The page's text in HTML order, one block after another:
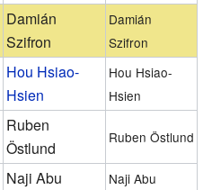
Damián
Szifron
Damián
Szifron
Hou Hsiao-
Hsien
Hou Hsiao-
Hsien
Ruben
Östlund
Ruben Östlund
Naji Abu
Naji Abu